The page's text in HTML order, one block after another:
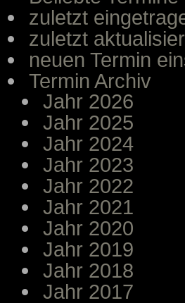
zuletzt
zuletzt
neuen Termin
Termin Archiv
Jahr 2026
Jahr 2025
Jahr 2024
Jahr 2023
Jahr 2022
Jahr 2021
Jahr 2020
Jahr 2019
Jahr 2018
Jahr 2017